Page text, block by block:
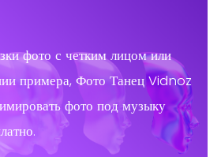
фото с четким лицом или
примера, Фото Танец Vidnoz
фото под музыку